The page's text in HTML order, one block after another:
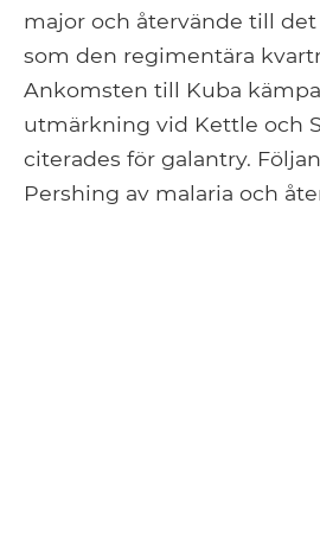
major och återvände till det
som den regimentära
Ankomsten till Kuba
utmärkning vid Kettle och
citerades för galantry.
Pershing av malaria och